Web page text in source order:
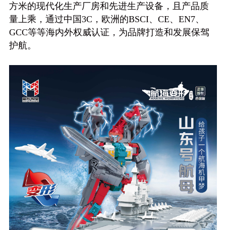
方米的现代化生产厂房和先进生产设备，且产品质
量上乘，通过中国3C，欧洲的BSCI、CE、EN7、
GCC等等海内外权威认证，为品牌打造和发展保驾
护航。